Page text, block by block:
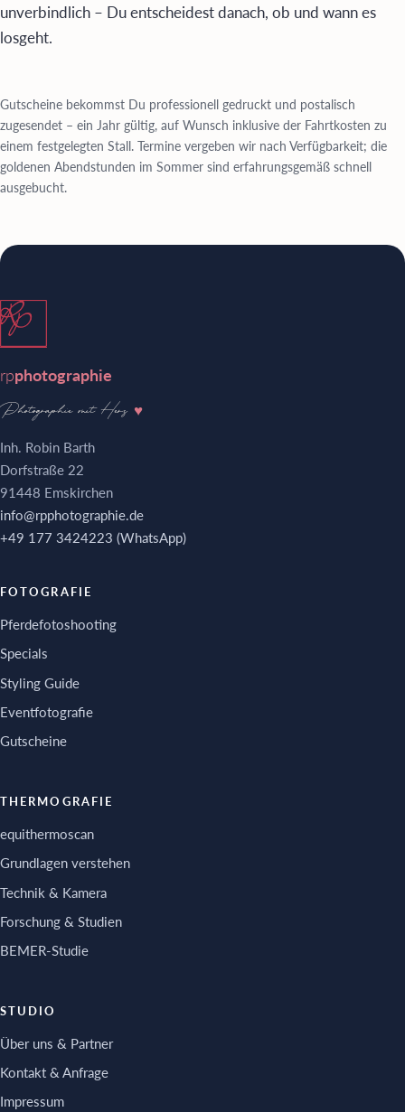
unverbindlich – Du entscheidest danach, ob und wann es
losgeht.
Gutscheine bekommst Du professionell gedruckt und postalisch
zugesendet – ein Jahr gültig, auf Wunsch inklusive der Fahrtkosten zu
einem festgelegten Stall. Termine vergeben wir nach Verfügbarkeit; die
goldenen Abendstunden im Sommer sind erfahrungsgemäß schnell
ausgebucht.
rpphotographie
Photographie mit Herz ♥
Inh. Robin Barth
Dorfstraße 22
91448 Emskirchen
info@rpphotographie.de
+49 177 3424223 (WhatsApp)
FOTOGRAFIE
Pferdefotoshooting
Specials
Styling Guide
Eventfotografie
Gutscheine
THERMOGRAFIE
equithermoscan
Grundlagen verstehen
Technik & Kamera
Forschung & Studien
BEMER-Studie
STUDIO
Über uns & Partner
Kontakt & Anfrage
Impressum